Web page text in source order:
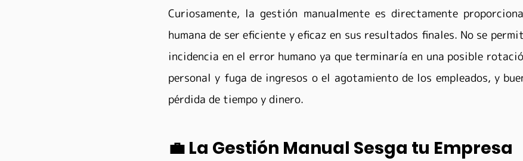
Curiosamente, la gestión manualmente es directamente
humana de ser eficiente y eficaz en sus resultados finales. No se
incidencia en el error humano ya que terminaría en una posible
personal y fuga de ingresos o el agotamiento de los empleados, y
pérdida de tiempo y dinero.
💼 La Gestión Manual Sesga tu Empresa